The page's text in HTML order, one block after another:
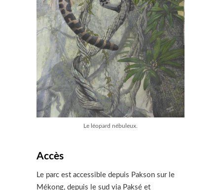
Le léopard nébuleux.
Accès
Le parc est accessible depuis Pakson sur le
Mékong, depuis le sud via Paksé et